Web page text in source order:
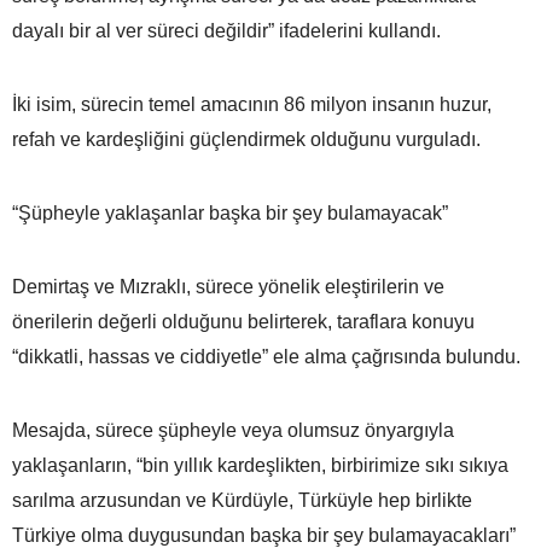
dayalı bir al ver süreci değildir” ifadelerini kullandı.
İki isim, sürecin temel amacının 86 milyon insanın huzur,
refah ve kardeşliğini güçlendirmek olduğunu vurguladı.
“Şüpheyle yaklaşanlar başka bir şey bulamayacak”
Demirtaş ve Mızraklı, sürece yönelik eleştirilerin ve
önerilerin değerli olduğunu belirterek, taraflara konuyu
“dikkatli, hassas ve ciddiyetle” ele alma çağrısında bulundu.
Mesajda, sürece şüpheyle veya olumsuz önyargıyla
yaklaşanların, “bin yıllık kardeşlikten, birbirimize sıkı sıkıya
sarılma arzusundan ve Kürdüyle, Türküyle hep birlikte
Türkiye olma duygusundan başka bir şey bulamayacakları”